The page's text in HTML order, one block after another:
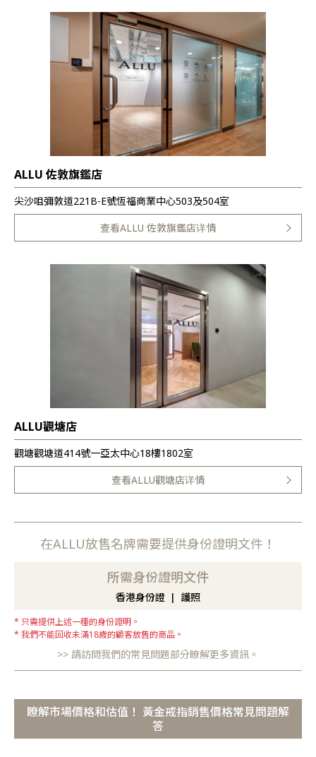
ALLU 佐敦旗鑑店
尖沙咀彌敦道221B-E號恆福商業中心503及504室
查看ALLU 佐敦旗鑑店详情
ALLU觀塘店
觀塘觀塘道414號一亞太中心18樓1802室
查看ALLU觀塘店详情
在ALLU放售名牌需要提供身份證明文件！
所需身份證明文件
香港身份證 護照
只需提供上述一種的身份證明。
我們不能回收未滿18歲的顧客放售的商品。
請訪問我們的常見問題部分瞭解更多資訊。
瞭解市場價格和估值！ 黃金戒指銷售價格常見問題解
答